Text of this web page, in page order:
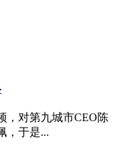
，对第九城市CEO陈
，于是...